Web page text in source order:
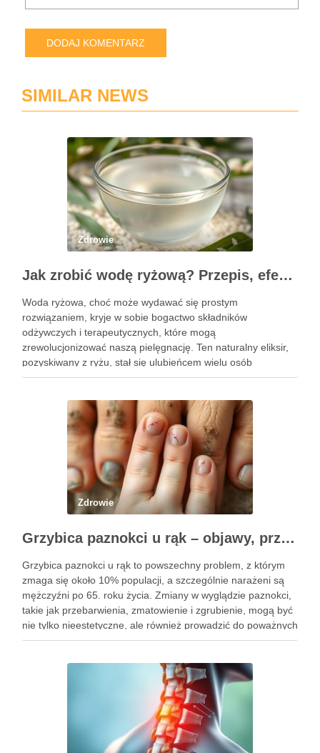
SIMILAR NEWS
Zdrowie
Jak zrobić wodę ryżową? Przepis, efekty i zastosowanie w pielęgnacji
Woda ryżowa, choć może wydawać się prostym
rozwiązaniem, kryje w sobie bogactwo składników
odżywczych i terapeutycznych, które mogą
zrewolucjonizować naszą pielęgnację. Ten naturalny eliksir,
pozyskiwany z ryżu, stał się ulubieńcem wielu osób
dbających o zdrowie włosów oraz kondycję skóry. Dzięki
dostępna dla …
Zdrowie
Grzybica paznokci u rąk – objawy, przyczyny i skuteczne leczenie
Grzybica paznokci u rąk to powszechny problem, z którym
zmaga się około 10% populacji, a szczególnie narażeni są
mężczyźni po 65. roku życia. Zmiany w wyglądzie paznokci,
takie jak przebarwienia, zmatowienie i zgrubienie, mogą być
nie tylko nieestetyczne, ale również prowadzić do poważnych
konsekwencji zdrowotnych. Infekcje te są wywoływane przez